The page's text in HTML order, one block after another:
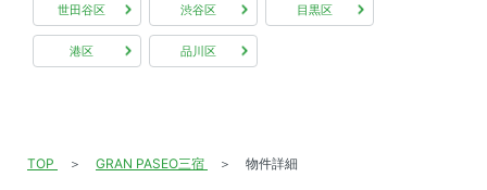
世田谷区 渋谷区 目黒区
港区 品川区
TOP GRAN PASEO三宿 物件詳細